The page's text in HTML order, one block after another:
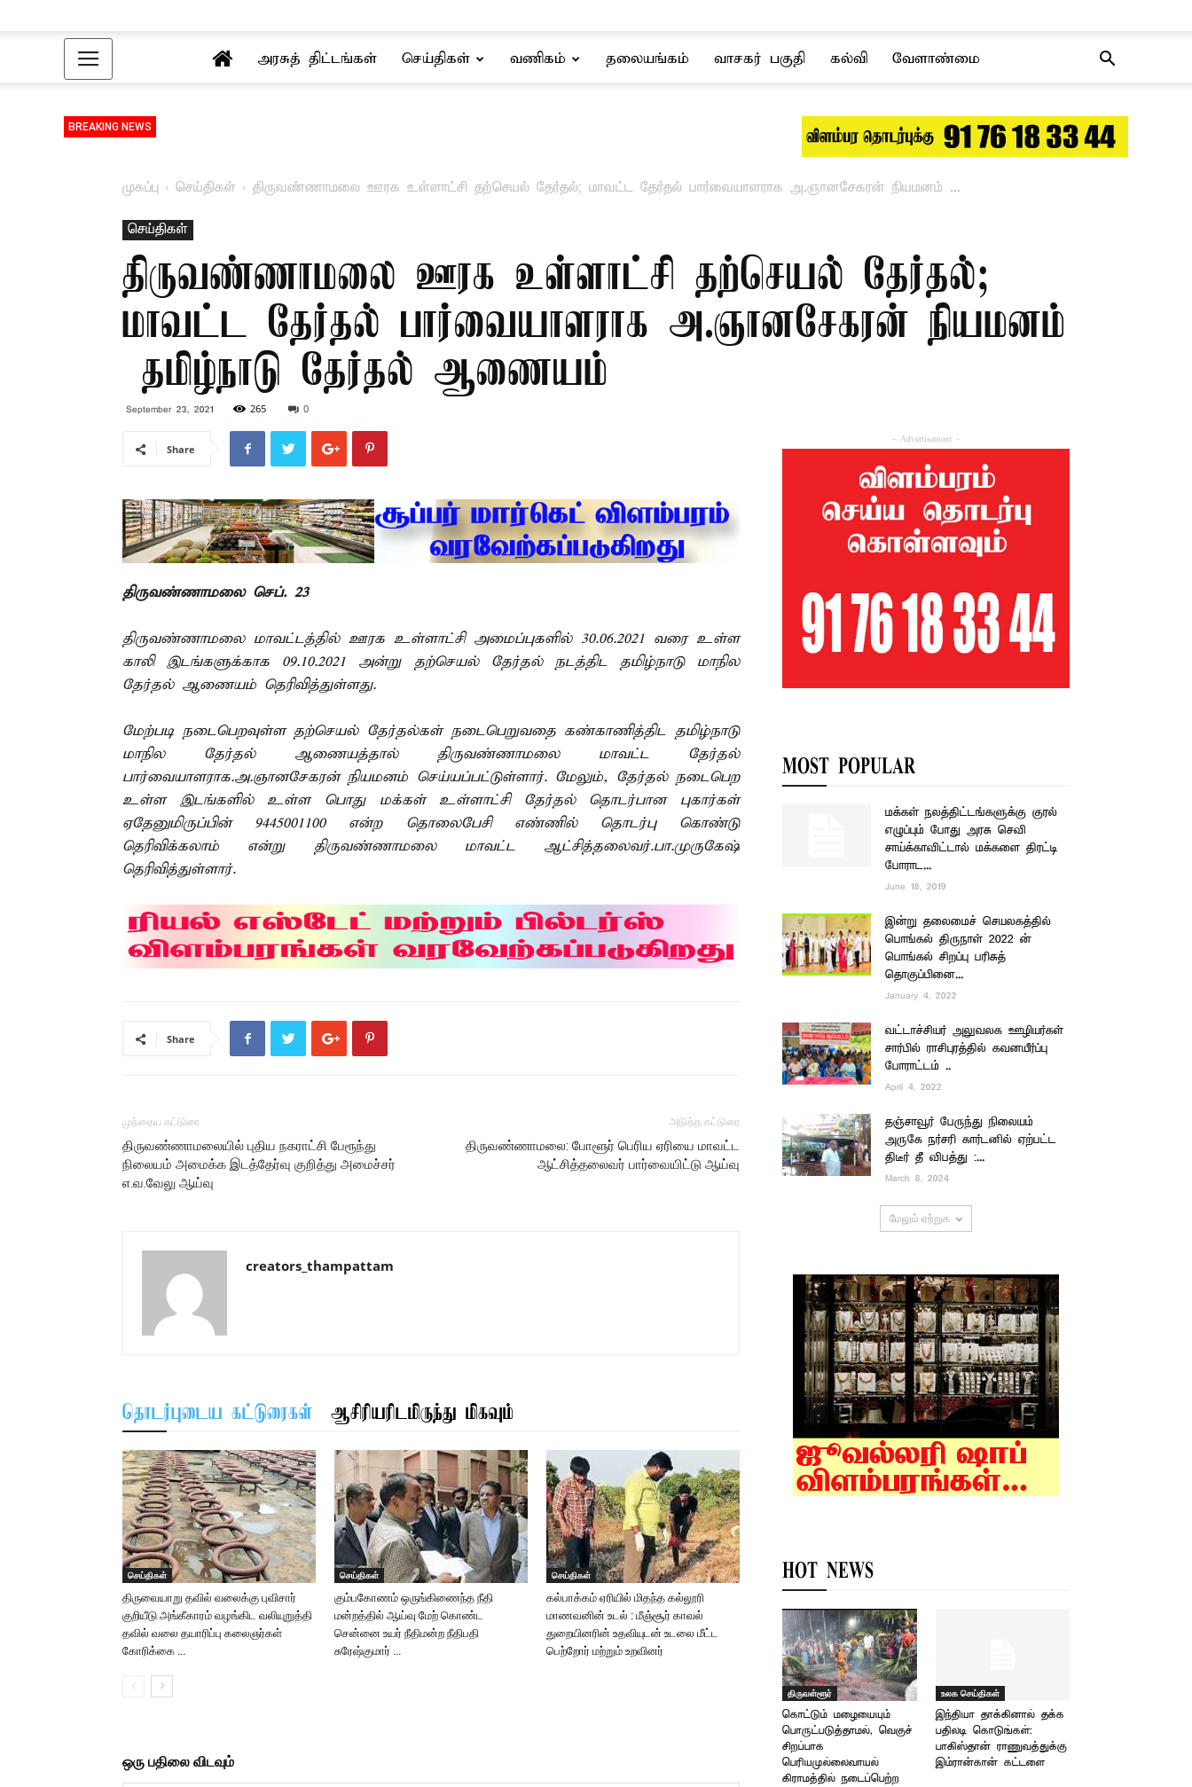
அரசுத் திட்டங்கள் செய்திகள் வணிகம் தலையங்கம் வாசகர் பகுதி கல்வி வேளாண்மை
BREAKING NEWS
முகப்பு செய்திகள் திருவண்ணாமலை ஊரக உள்ளாட்சி தற்செயல் தேர்தல்; மாவட்ட தேர்தல் பார்வையாளராக அ.ஞானசேகரன் நியமனம் –...
செய்திகள்
திருவண்ணாமலை ஊரக உள்ளாட்சி தற்செயல் தேர்தல்;
மாவட்ட தேர்தல் பார்வையாளராக அ.ஞானசேகரன் நியமனம்
– தமிழ்நாடு தேர்தல் ஆணையம்
September 23, 2021 265 0
Share
திருவண்ணாமலை செப். 23 –
திருவண்ணாமலை மாவட்டத்தில் ஊரக உள்ளாட்சி அமைப்புகளில் 30.06.2021 வரை உள்ள
காலி இடங்களுக்காக 09.10.2021 அன்று தற்செயல் தேர்தல் நடத்திட தமிழ்நாடு மாநில
தேர்தல் ஆணையம் தெரிவித்துள்ளது.
மேற்படி நடைபெறவுள்ள தற்செயல் தேர்தல்கள் நடைபெறுவதை கண்காணித்திட தமிழ்நாடு
மாநில தேர்தல் ஆணையத்தால் திருவண்ணாமலை மாவட்ட தேர்தல்
பார்வையாளராக.அ.ஞானசேகரன் நியமனம் செய்யப்பட்டுள்ளார். மேலும், தேர்தல் நடைபெற
உள்ள இடங்களில் உள்ள பொது மக்கள் உள்ளாட்சி தேர்தல் தொடர்பான புகார்கள்
ஏதேனுமிருப்பின் 9445001100 என்ற தொலைபேசி எண்ணில் தொடர்பு கொண்டு
தெரிவிக்கலாம் என்று திருவண்ணாமலை மாவட்ட ஆட்சித்தலைவர்.பா.முருகேஷ்
தெரிவித்துள்ளார்.
Share
முந்தைய கட்டுரை
திருவண்ணாமலையில் புதிய நகராட்சி பேரூந்து
நிலையம் அமைக்க இடத்தேர்வு குறித்து அமைச்சர்
எ.வ.வேலு ஆய்வு
அடுத்த கட்டுரை
திருவண்ணாமலை: போளூர் பெரிய ஏரியை மாவட்ட
ஆட்சித்தலைவர் பார்வையிட்டு ஆய்வு
creators_thampattam
தொடர்புடைய கட்டுரைகள் ஆசிரியரிடமிருந்து மிகவும்
செய்திகள்
திருவையாறு தவில் வலைக்கு புவிசார்
குறியீடு அங்கீகாரம் வழங்கிட வலியுறுத்தி
தவில் வலை தயாரிப்பு கலைஞர்கள்
கோரிக்கை …
செய்திகள்
கும்பகோணம் ஒருங்கிணைந்த நீதி
மன்றத்தில் ஆய்வு மேற் கொண்ட
சென்னை உயர் நீதிமன்ற நீதிபதி
சுரேஷ்குமார் …
செய்திகள்
கல்பாக்கம் ஏரியில் மிதந்த கல்லூரி
மாணவனின் உடல் : மீஞ்சூர் காவல்
துறையினரின் உதவியுடன் உடலை மீட்ட
பெற்றோர் மற்றும் உறவினர்
ஒரு பதிலை விடவும்
- Advertisement -
MOST POPULAR
மக்கள் நலத்திட்டங்களுக்கு குரல்
எழுப்பும் போது அரசு செவி
சாய்க்காவிட்டால் மக்களை திரட்டி
போராட...
June 18, 2019
இன்று தலைமைச் செயலகத்தில்
பொங்கல் திருநாள் 2022 ன்
பொங்கல் சிறப்பு பரிசுத்
தொகுப்பினை...
January 4, 2022
வட்டாச்சியர் அலுவலக ஊழியர்கள்
சார்பில் ராசிபுரத்தில் கவனயீர்ப்பு
போராட்டம் ..
April 4, 2022
தஞ்சாவூர் பேருந்து நிலையம்
அருகே நர்சரி கார்டனில் ஏற்பட்ட
திடீர் தீ விபத்து :...
March 8, 2024
மேலும் ஏற்றுக
HOT NEWS
திருவள்ளூர்
கொட்டும் மழையையும்
பொருட்படுத்தாமல், வெகுச்
சிறப்பாக
பெரியமுல்லைவாயல்
கிராமத்தில் நடைப்பெற்ற
உலக செய்திகள்
இந்தியா தாக்கினால் தக்க
பதிலடி கொடுங்கள்:
பாகிஸ்தான் ராணுவத்துக்கு
இம்ரான்கான் கட்டளை